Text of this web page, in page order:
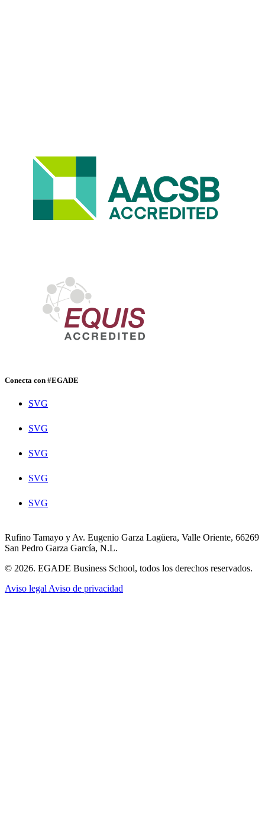
Conecta con #EGADE
SVG
SVG
SVG
SVG
SVG
Rufino Tamayo y Av. Eugenio Garza Lagüera, Valle Oriente, 66269
San Pedro Garza García, N.L.
© 2026. EGADE Business School, todos los derechos reservados.
Aviso legal Aviso de privacidad